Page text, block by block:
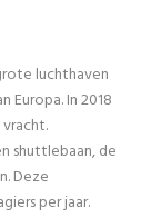
luchthaven
Europa. In 2018
vracht.
shuttlebaan, de
Deze
per jaar.